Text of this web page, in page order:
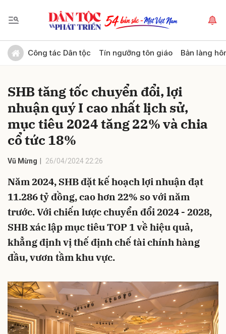
Công tác Dân tộc Tín ngưỡng tôn giáo Bản làng
SHB tăng tốc chuyển đổi, lợi
nhuận quý I cao nhất lịch sử,
mục tiêu 2024 tăng 22% và chia
cổ tức 18%
Vũ Mừng 26/04/2024 22:26
Năm 2024, SHB đặt kế hoạch lợi nhuận đạt
11.286 tỷ đồng, cao hơn 22% so với năm
trước. Với chiến lược chuyển đổi 2024 - 2028,
SHB xác lập mục tiêu TOP 1 về hiệu quả,
khẳng định vị thế định chế tài chính hàng
đầu, vươn tầm khu vực.
Gửi bình luận